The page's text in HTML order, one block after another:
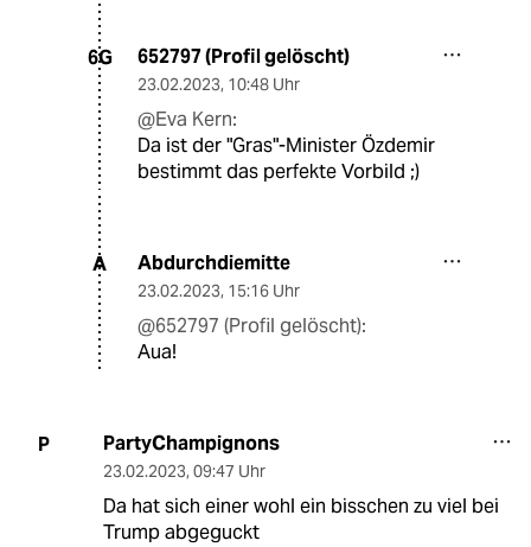
6G 652797 (Profil gelöscht)
23.02.2023, 10:48 Uhr
@Eva Kern:
Da ist der "Gras"-Minister Özdemir
bestimmt das perfekte Vorbild ;)
A Abdurchdiemitte
23.02.2023, 15:16 Uhr
@652797 (Profil gelöscht):
Aua!
P PartyChampignons
23.02.2023, 09:47 Uhr
Da hat sich einer wohl ein bisschen zu viel bei
Trump abgeguckt